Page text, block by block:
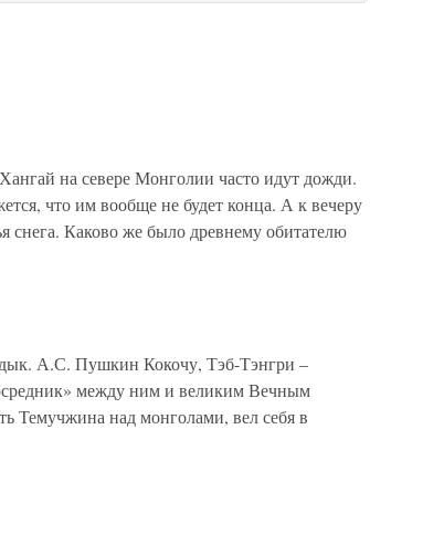
на севере Монголии часто идут дожди.
что им вообще не будет конца. А к вечеру
снега. Каково же было древнему обитателю
А.С. Пушкин Кокочу, Тэб-Тэнгри –
между ним и великим Вечным
Темучжина над монголами, вел себя в